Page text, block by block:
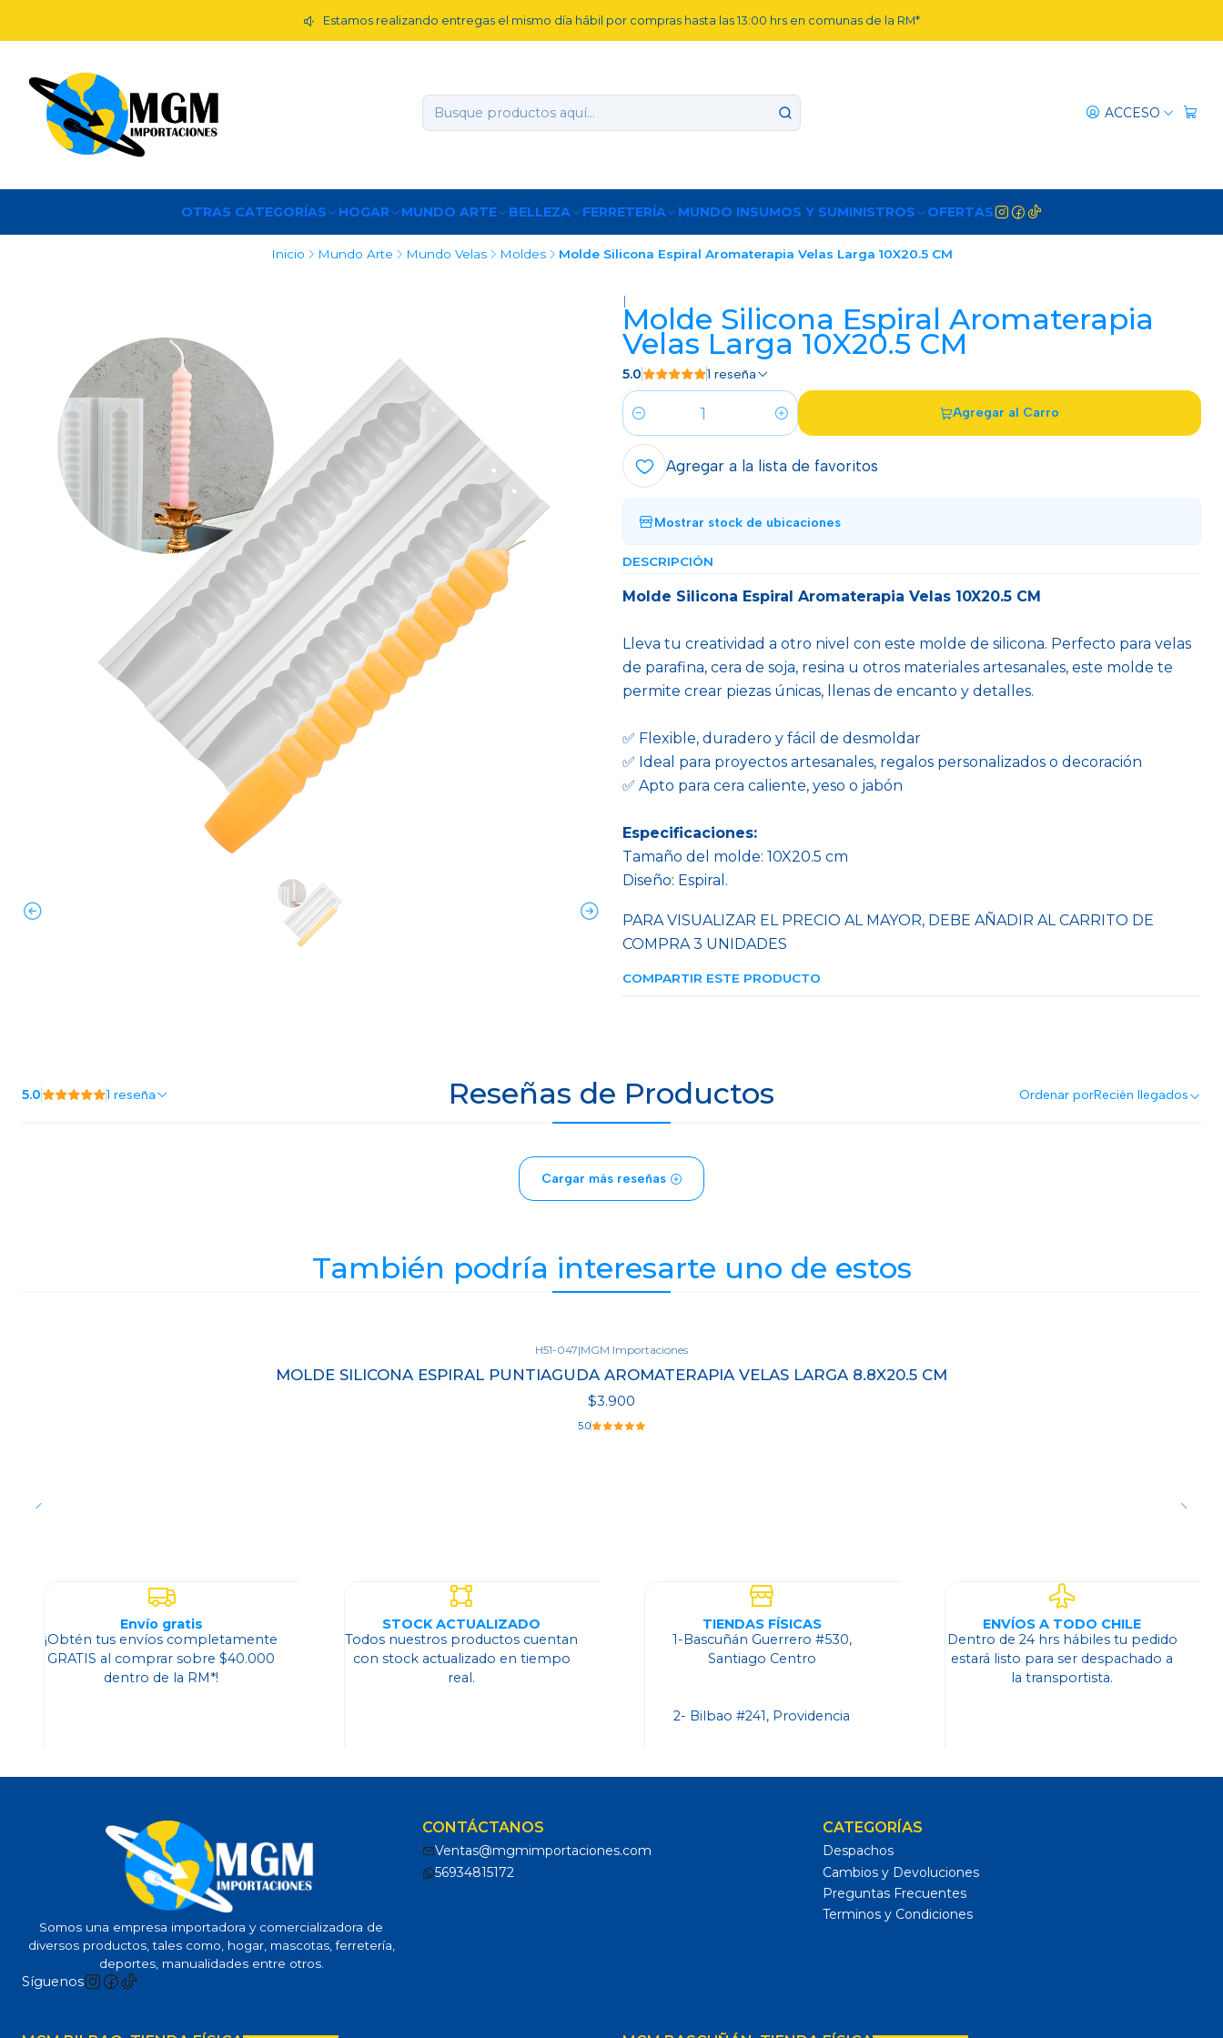
ACCESO
OTRAS CATEGORÍAS HOGAR MUNDO ARTE BELLEZA FERRETERÍA MUNDO INSUMOS Y SUMINISTROS OFERTAS
Estamos realizando entregas el mismo día hábil por compras hasta las 13:00 hrs en comunas de la RM*
Inicio Mundo Arte Mundo Velas Moldes Molde Silicona Espiral Aromaterapia Velas Larga 10X20.5 CM
|
Molde Silicona Espiral Aromaterapia
Velas Larga 10X20.5 CM
5.0 1 reseña
Cantidad
Agregar al Carro
Agregar a la lista de favoritos
Mostrar stock de ubicaciones
DESCRIPCIÓN
Molde Silicona Espiral Aromaterapia Velas 10X20.5 CM
Lleva tu creatividad a otro nivel con este molde de silicona. Perfecto para velas
de parafina, cera de soja, resina u otros materiales artesanales, este molde te
permite crear piezas únicas, llenas de encanto y detalles.
✅ Flexible, duradero y fácil de desmoldar
✅ Ideal para proyectos artesanales, regalos personalizados o decoración
✅ Apto para cera caliente, yeso o jabón
Especificaciones:
Tamaño del molde: 10X20.5 cm
Diseño: Espiral.
PARA VISUALIZAR EL PRECIO AL MAYOR, DEBE AÑADIR AL CARRITO DE
COMPRA 3 UNIDADES
COMPARTIR ESTE PRODUCTO
Reseñas de Productos
5.0 1 reseña Ordenar porRecién llegados
Cargar más reseñas
También podría interesarte uno de estos
H51-047|MGM Importaciones
MOLDE SILICONA ESPIRAL PUNTIAGUDA AROMATERAPIA VELAS LARGA 8.8X20.5 CM
$3.900
5.0
Envío gratis
¡Obtén tus envíos completamente
GRATIS al comprar sobre $40.000
dentro de la RM*!
STOCK ACTUALIZADO
Todos nuestros productos cuentan
con stock actualizado en tiempo
real.
TIENDAS FÍSICAS
1-Bascuñán Guerrero #530,
Santiago Centro
2- Bilbao #241, Providencia
ENVÍOS A TODO CHILE
Dentro de 24 hrs hábiles tu pedido
estará listo para ser despachado a
la transportista.
Somos una empresa importadora y comercializadora de
diversos productos, tales como, hogar, mascotas, ferretería,
deportes, manualidades entre otros.
Síguenos
CONTÁCTANOS
Ventas@mgmimportaciones.com
56934815172
CATEGORÍAS
Despachos
Cambios y Devoluciones
Preguntas Frecuentes
Terminos y Condiciones